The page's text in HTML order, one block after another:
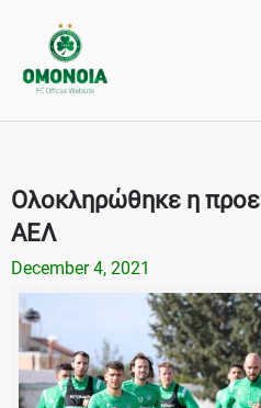
Ολοκληρώθηκε η
ΑΕΛ
December 4, 2021